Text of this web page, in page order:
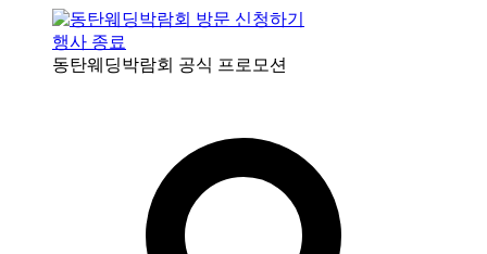
행사 종료
동탄웨딩박람회 공식 프로모션